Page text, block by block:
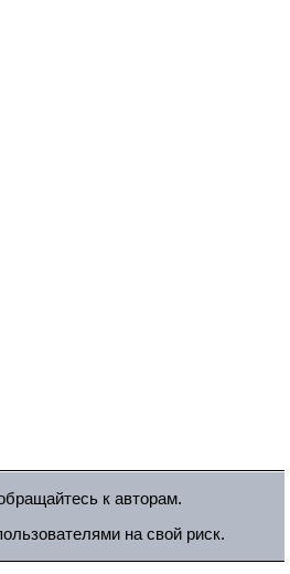
к авторам.
на свой риск.